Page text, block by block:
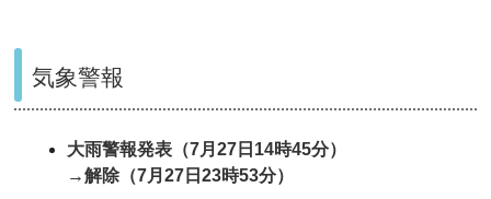
気象警報
大雨警報発表（7月27日14時45分）
→解除（7月27日23時53分）